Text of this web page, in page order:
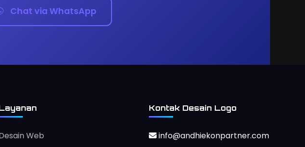
Chat via WhatsApp
Web
Kontak Desain Logo
info@andhiekonpartner.com